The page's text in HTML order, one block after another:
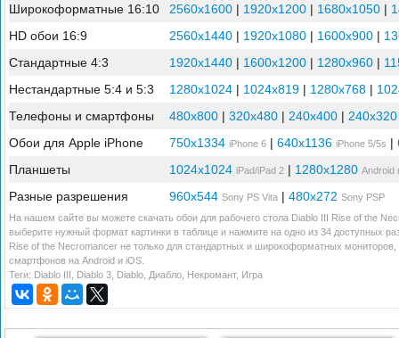
Широкоформатные 16:10
2560x1600 | 1920x1200 | 1680x1050 |
HD обои 16:9
2560x1440 | 1920x1080 | 1600x900 |
Стандартные 4:3
1920x1440 | 1600x1200 | 1280x960 |
Нестандартные 5:4 и 5:3
1280x1024 | 1024x819 | 1280x768 |
Телефоны и смартфоны
480x800 | 320x480 | 240x400 | 240x320
Обои для Apple iPhone
750x1334 iPhone 6 | 640x1136 iPhone 5/5s |
Планшеты
1024x1024 iPad/iPad 2 | 1280x1280 Android
Разные разрешения 960x544 Sony PS Vita | 480x272 Sony PSP
На нашем сайте вы можете скачать обои для рабочего стола Diablo III Rise of the
выберите нужный формат картинки в таблице и нажмите на одно из 34 доступных
Rise of the Necromancer не только для стандартных и широкоформатных
смартфонов на Android и iOS.
Теги: Diablo III Diablo 3 Diablo Диабло Некромант, Игра